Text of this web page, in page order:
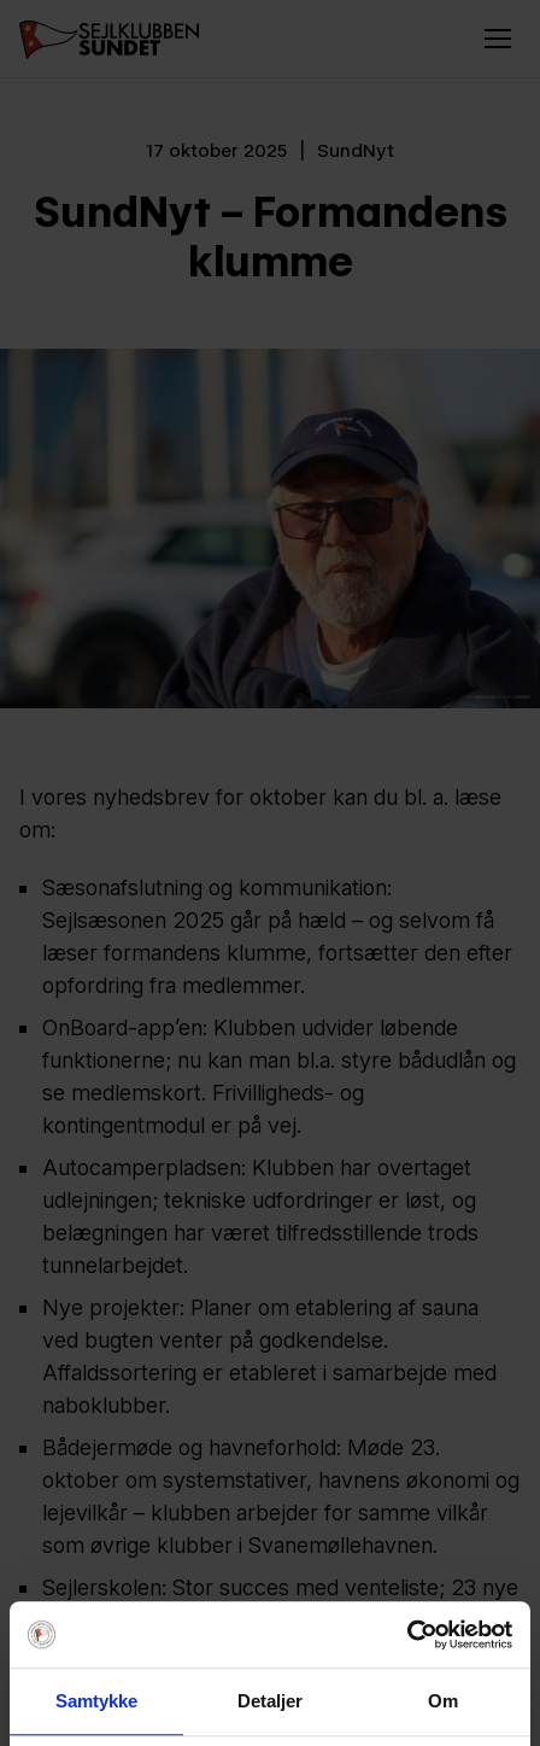
Samtykke Detaljer Om
17 oktober 2025 SundNyt
SundNyt – Formandens
klumme
I vores nyhedsbrev for oktober kan du bl. a. læse
om:
Sæsonafslutning og kommunikation:
Sejlsæsonen 2025 går på hæld – og selvom få
læser formandens klumme, fortsætter den efter
opfordring fra medlemmer.
OnBoard-app’en: Klubben udvider løbende
funktionerne; nu kan man bl.a. styre bådudlån og
se medlemskort. Frivilligheds- og
kontingentmodul er på vej.
Autocamperpladsen: Klubben har overtaget
udlejningen; tekniske udfordringer er løst, og
belægningen har været tilfredsstillende trods
tunnelarbejdet.
Nye projekter: Planer om etablering af sauna
ved bugten venter på godkendelse.
Affaldssortering er etableret i samarbejde med
naboklubber.
Bådejermøde og havneforhold: Møde 23.
oktober om systemstativer, havnens økonomi og
lejevilkår – klubben arbejder for samme vilkår
som øvrige klubber i Svanemøllehavnen.
Sejlerskolen: Stor succes med venteliste; 23 nye
beståede sejlere. Der tilbydes nu 3. og snart 4.
års undervisning, men der mangler instruktører.
Aktiviteter og afdelinger: Handicap- og
kvindesejladsafdelinger er i fremgang; bådudlån